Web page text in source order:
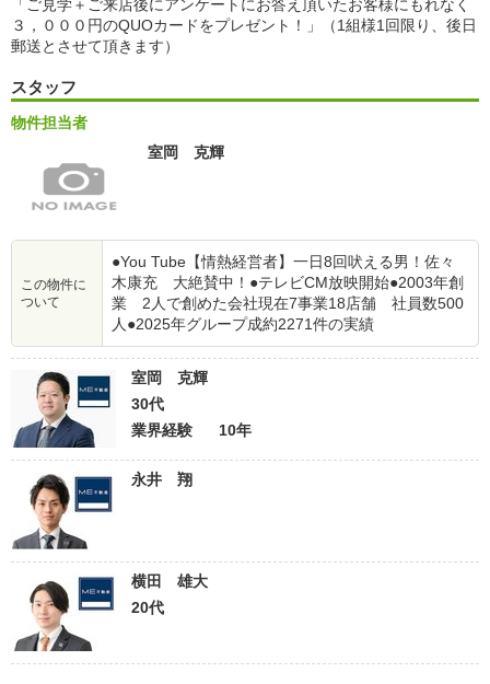
「ご見学＋ご来店後にアンケートにお答え頂いたお客様にもれなく
３，０００円のQUOカードをプレゼント！」（1組様1回限り、後日
郵送とさせて頂きます）
スタッフ
物件担当者
室岡 克輝
この物件に
ついて
●You Tube【情熱経営者】一日8回吠える男！佐々
木康充 大絶賛中！●テレビCM放映開始●2003年創
業 2人で創めた会社現在7事業18店舗 社員数500
人●2025年グループ成約2271件の実績
室岡 克輝
30代
業界経験
10年
永井 翔
横田 雄大
20代